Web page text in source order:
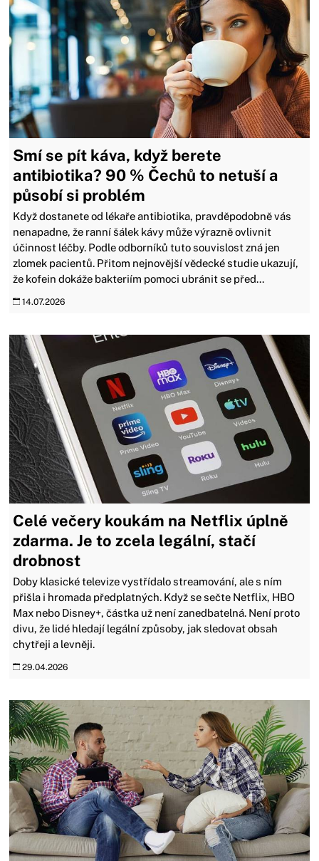
Smí se pít káva, když berete
antibiotika? 90 % Čechů to netuší a
působí si problém
Když dostanete od lékaře antibiotika, pravděpodobně vás
nenapadne, že ranní šálek kávy může výrazně ovlivnit
účinnost léčby. Podle odborníků tuto souvislost zná jen
zlomek pacientů. Přitom nejnovější vědecké studie ukazují,
že kofein dokáže bakteriím pomoci ubránit se před...
14.07.2026
Celé večery koukám na Netflix úplně
zdarma. Je to zcela legální, stačí
drobnost
Doby klasické televize vystřídalo streamování, ale s ním
přišla i hromada předplatných. Když se sečte Netflix, HBO
Max nebo Disney+, částka už není zanedbatelná. Není proto
divu, že lidé hledají legální způsoby, jak sledovat obsah
chytřeji a levněji.
29.04.2026